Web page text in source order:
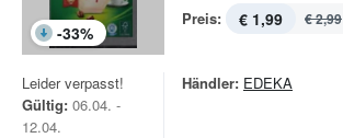
-33%
Preis: € 1,99 € 2,99
Leider verpasst!
Gültig: 06.04. -
12.04.
Händler: EDEKA